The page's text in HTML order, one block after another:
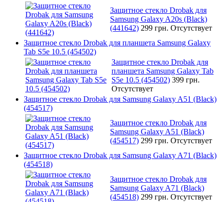
Защитное стекло Drobak для
Samsung Galaxy A20s (Black)
(441642) 299 грн. Отсутствует
Защитное стекло Drobak для планшета Samsung Galaxy
Tab S5e 10.5 (454502)
Защитное стекло Drobak для
планшета Samsung Galaxy Tab
S5e 10.5 (454502) 399 грн.
Отсутствует
Защитное стекло Drobak для Samsung Galaxy A51 (Black)
(454517)
Защитное стекло Drobak для
Samsung Galaxy A51 (Black)
(454517) 299 грн. Отсутствует
Защитное стекло Drobak для Samsung Galaxy A71 (Black)
(454518)
Защитное стекло Drobak для
Samsung Galaxy A71 (Black)
(454518) 299 грн. Отсутствует